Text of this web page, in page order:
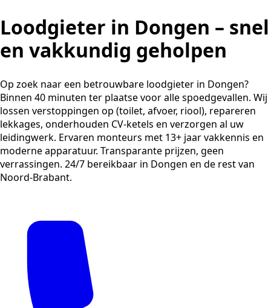
Loodgieter in Dongen – snel
en vakkundig geholpen
Op zoek naar een betrouwbare loodgieter in Dongen?
Binnen 40 minuten ter plaatse voor alle spoedgevallen. Wij
lossen verstoppingen op (toilet, afvoer, riool), repareren
lekkages, onderhouden CV-ketels en verzorgen al uw
leidingwerk. Ervaren monteurs met 13+ jaar vakkennis en
moderne apparatuur. Transparante prijzen, geen
verrassingen. 24/7 bereikbaar in Dongen en de rest van
Noord-Brabant.